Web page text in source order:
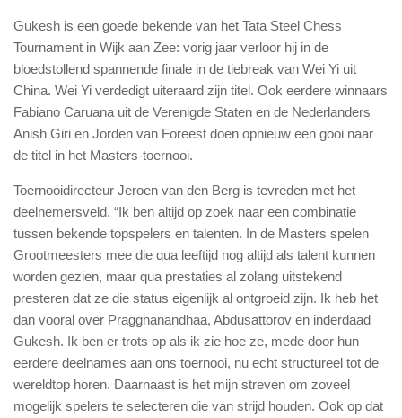
Gukesh is een goede bekende van het Tata Steel Chess
Tournament in Wijk aan Zee: vorig jaar verloor hij in de
bloedstollend spannende finale in de tiebreak van Wei Yi uit
China. Wei Yi verdedigt uiteraard zijn titel. Ook eerdere winnaars
Fabiano Caruana uit de Verenigde Staten en de Nederlanders
Anish Giri en Jorden van Foreest doen opnieuw een gooi naar
de titel in het Masters-toernooi.
Toernooidirecteur Jeroen van den Berg is tevreden met het
deelnemersveld. “Ik ben altijd op zoek naar een combinatie
tussen bekende topspelers en talenten. In de Masters spelen
Grootmeesters mee die qua leeftijd nog altijd als talent kunnen
worden gezien, maar qua prestaties al zolang uitstekend
presteren dat ze die status eigenlijk al ontgroeid zijn. Ik heb het
dan vooral over Praggnanandhaa, Abdusattorov en inderdaad
Gukesh. Ik ben er trots op als ik zie hoe ze, mede door hun
eerdere deelnames aan ons toernooi, nu echt structureel tot de
wereldtop horen. Daarnaast is het mijn streven om zoveel
mogelijk spelers te selecteren die van strijd houden. Ook op dat